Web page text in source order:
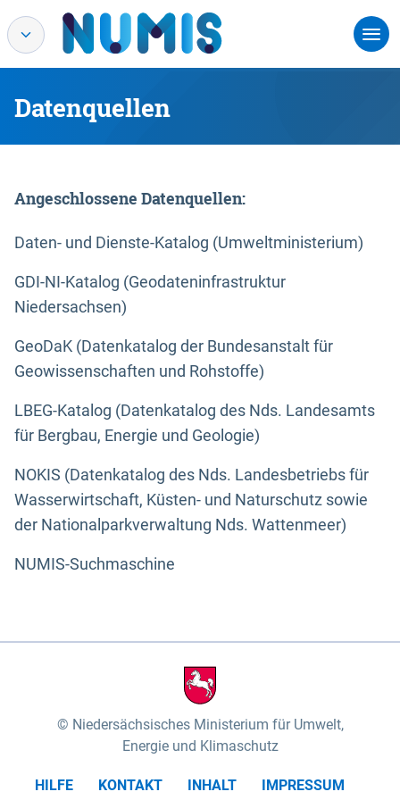
Datenquellen
Angeschlossene Datenquellen:
Daten- und Dienste-Katalog (Umweltministerium)
GDI-NI-Katalog (Geodateninfrastruktur
Niedersachsen)
GeoDaK (Datenkatalog der Bundesanstalt für
Geowissenschaften und Rohstoffe)
LBEG-Katalog (Datenkatalog des Nds. Landesamts
für Bergbau, Energie und Geologie)
NOKIS (Datenkatalog des Nds. Landesbetriebs für
Wasserwirtschaft, Küsten- und Naturschutz sowie
der Nationalparkverwaltung Nds. Wattenmeer)
NUMIS-Suchmaschine
Niedersächsisches Ministerium für Umwelt,
Energie und Klimaschutz
HILFE KONTAKT INHALT
IMPRESSUM